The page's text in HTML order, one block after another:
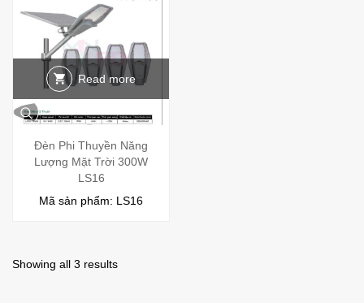
Read more
Đèn Phi Thuyền Năng
Lượng Mặt Trời 300W
LS16
Mã sản phẩm: LS16
Showing all 3 results